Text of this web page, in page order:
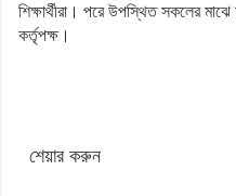
শিক্ষার্থীরা। পরে উপস্থিত সকলের মাঝে
কর্তৃপক্ষ।
শেয়ার করুন